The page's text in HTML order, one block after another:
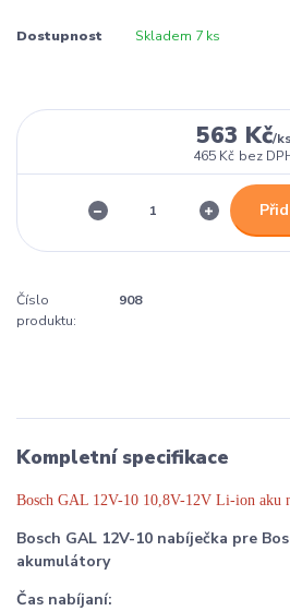
Dostupnost Skladem 7 ks
563 Kč/ks
465 Kč bez
Číslo
produktu:
908
Kompletní specifikace
Bosch GAL 12V-10 10,8V-12V Li-ion aku
Bosch GAL 12V-10 nabíječka pre
akumulátory
Čas nabíjaní: